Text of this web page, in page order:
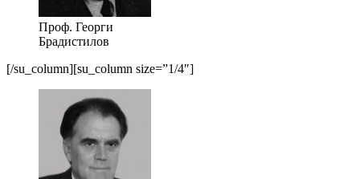
Проф. Георги
Брадистилов
[/su_column][su_column size=”1/4″]